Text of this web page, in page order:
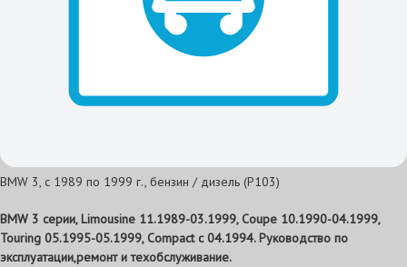
BMW 3, с 1989 по 1999 г., бензин / дизель (P103)
BMW 3 серии, Limousine 11.1989-03.1999, Coupe 10.1990-04.1999,
Touring 05.1995-05.1999, Compact с 04.1994. Руководство по
эксплуатации,ремонт и техобслуживание.